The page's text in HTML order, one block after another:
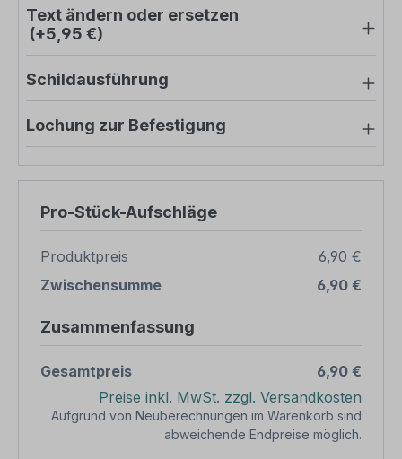
Text ändern oder ersetzen
(+5,95 €)
Schildausführung
Lochung zur Befestigung
Pro-Stück-Aufschläge
Produktpreis
6,90 €
Zwischensumme
6,90 €
Zusammenfassung
Gesamtpreis
6,90 €
Preise inkl. MwSt. zzgl. Versandkosten
Aufgrund von Neuberechnungen im Warenkorb sind
abweichende Endpreise möglich.